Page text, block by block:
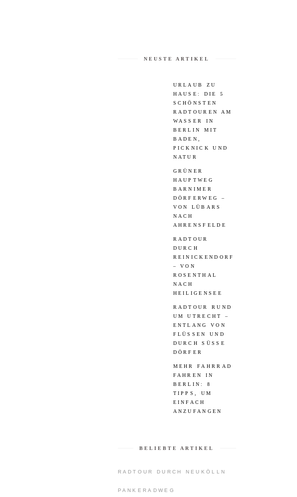
NEUSTE ARTIKEL
URLAUB ZU
HAUSE: DIE 5
SCHÖNSTEN
RADTOUREN AM
WASSER IN
BERLIN MIT
BADEN,
PICKNICK UND
NATUR
GRÜNER
HAUPTWEG
BARNIMER
DÖRFERWEG –
VON LÜBARS
NACH
AHRENSFELDE
RADTOUR
DURCH
REINICKENDORF
– VON
ROSENTHAL
NACH
HEILIGENSEE
RADTOUR RUND
UM UTRECHT –
ENTLANG VON
FLÜSSEN UND
DURCH SÜSSE D
ÖRFER
MEHR FAHRRAD
FAHREN IN
BERLIN: 8
TIPPS, UM
EINFACH
ANZUFANGEN
BELIEBTE ARTIKEL
RADTOUR DURCH NEUKÖLLN
PANKERADWEG